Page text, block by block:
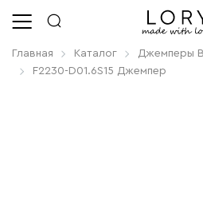
Главная Каталог Джемперы
F2230-D01.6S15 Джемпер